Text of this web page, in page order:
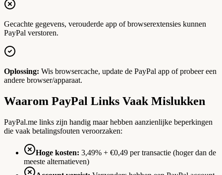
Gecachte gegevens, verouderde app of browserextensies kunnen
PayPal verstoren.
Oplossing: Wis browsercache, update de PayPal app of probeer een
andere browser/apparaat.
Waarom PayPal Links Vaak Mislukken
PayPal.me links zijn handig maar hebben aanzienlijke beperkingen
die vaak betalingsfouten veroorzaken:
Hoge kosten: 3,49% + €0,49 per transactie (hoger dan de
meeste alternatieven)